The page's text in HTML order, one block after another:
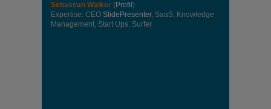
Sebastian Walker (Profil )
Expertise: CEO SlidePresenter, SaaS, Knowledge
Management, Start Ups, Surfer